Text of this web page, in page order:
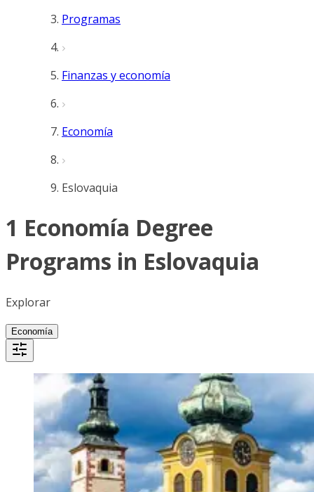
Programas
Finanzas y economía
Economía
Eslovaquia
1 Economía Degree
Programs in Eslovaquia
Explorar
Economía